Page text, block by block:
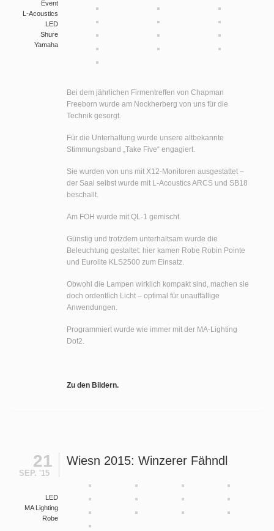
Event
L-Acoustics
LED
Shure
Yamaha
Bei dem jährlichen Firmentreffen von Chapman
Freeborn wurde am Nockherberg von uns für die
Technik gesorgt.
Für die Unterhaltung wurde unsere altbekannte
Stimmungsband „Take Five“ engagiert.
Sie wurden von uns mit X12-Monitoren ausgestattet –
der Saal selbst wurde mit L-Acoustics ARCS und SB18
beschallt.
Am FOH wurde mit QL-1 gemischt.
Günstig und trotzdem unterhaltsam wurde die
Beleuchtung gestaltet: hier kamen Robe Robin Pointe
und Eurolite KLS2500 zum Einsatz.
Obwohl die Lampen wirklich kompakt sind, machen sie
doch ordentlich Licht – optimal für unauffällige
Anwendungen.
Programmiert wurde wie immer mit der MA-Lighting
Dot2.
Zu den Bildern.
21
SEP. '15
LED
MA Lighting
Robe
Wiesn 2015: Winzerer Fähndl